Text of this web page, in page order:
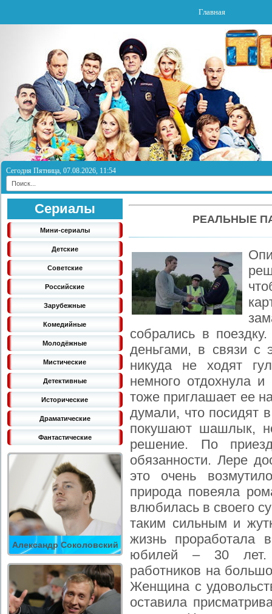
Главная
Сегодня Пятница, 07.08.2026, 11:54
Сериалы
Мини-сериалы
Детские
Советские
Российские
Зарубежные
Комедийные
Молодёжные
Мистические
Детективные
Исторические
Драматические
Фантастические
Александр Соколовский
РЕАЛЬНЫЕ
собрались в
деньгами, в связи с
никуда не ходят
немного отдохнула
тоже приглашает ее
думали, что посидят
покушают шашлык,
решение. По
обязанности. Лере
это очень
природа повеяла
влюбилась в своего
таким сильным и
жизнь проработала
юбилей – 30 лет.
работников на
Женщина с
оставила